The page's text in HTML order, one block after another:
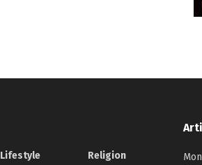
Lifestyle
Religion